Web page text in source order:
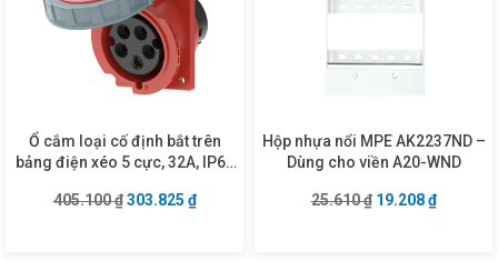
Ổ cắm loại cố định bắt trên
bảng điện xéo 5 cực, 32A, IP67
405.100₫ Giá gốc là: 405.100 ₫.
303.825 ₫Giá hiện tại là: 303.825 ₫.
Hộp nhựa nổi MPE AK2237ND –
Dùng cho viền A20-WND
25.610₫ Giá gốc là:
19.208₫Giá hiện